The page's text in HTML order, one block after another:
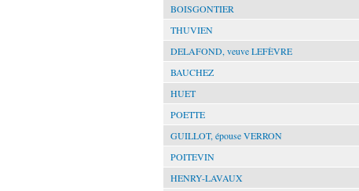
BOISGONTIER
THUVIEN
DELAFOND, veuve LEFÈVRE
BAUCHEZ
HUET
POETTE
GUILLOT, épouse VERRON
POITEVIN
HENRY-LAVAUX